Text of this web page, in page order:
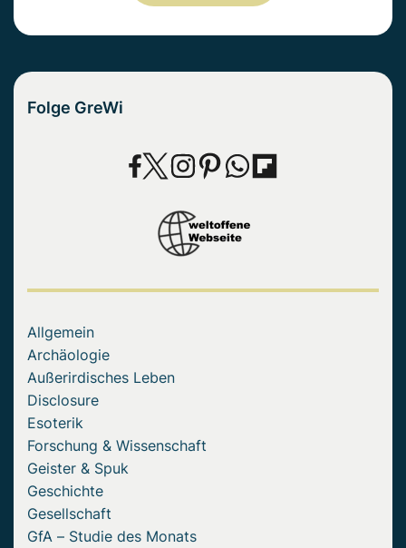
Folge GreWi
Allgemein
Archäologie
Außerirdisches Leben
Disclosure
Esoterik
Forschung & Wissenschaft
Geister & Spuk
Geschichte
Gesellschaft
GfA – Studie des Monats